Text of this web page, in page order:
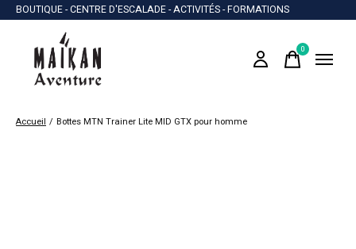
BOUTIQUE - CENTRE D'ESCALADE - ACTIVITÉS - FORMATIONS
0items
Accueil / Bottes MTN Trainer Lite MID GTX pour homme